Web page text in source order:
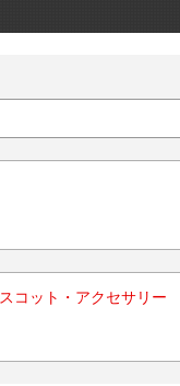
コット・アクセサリー